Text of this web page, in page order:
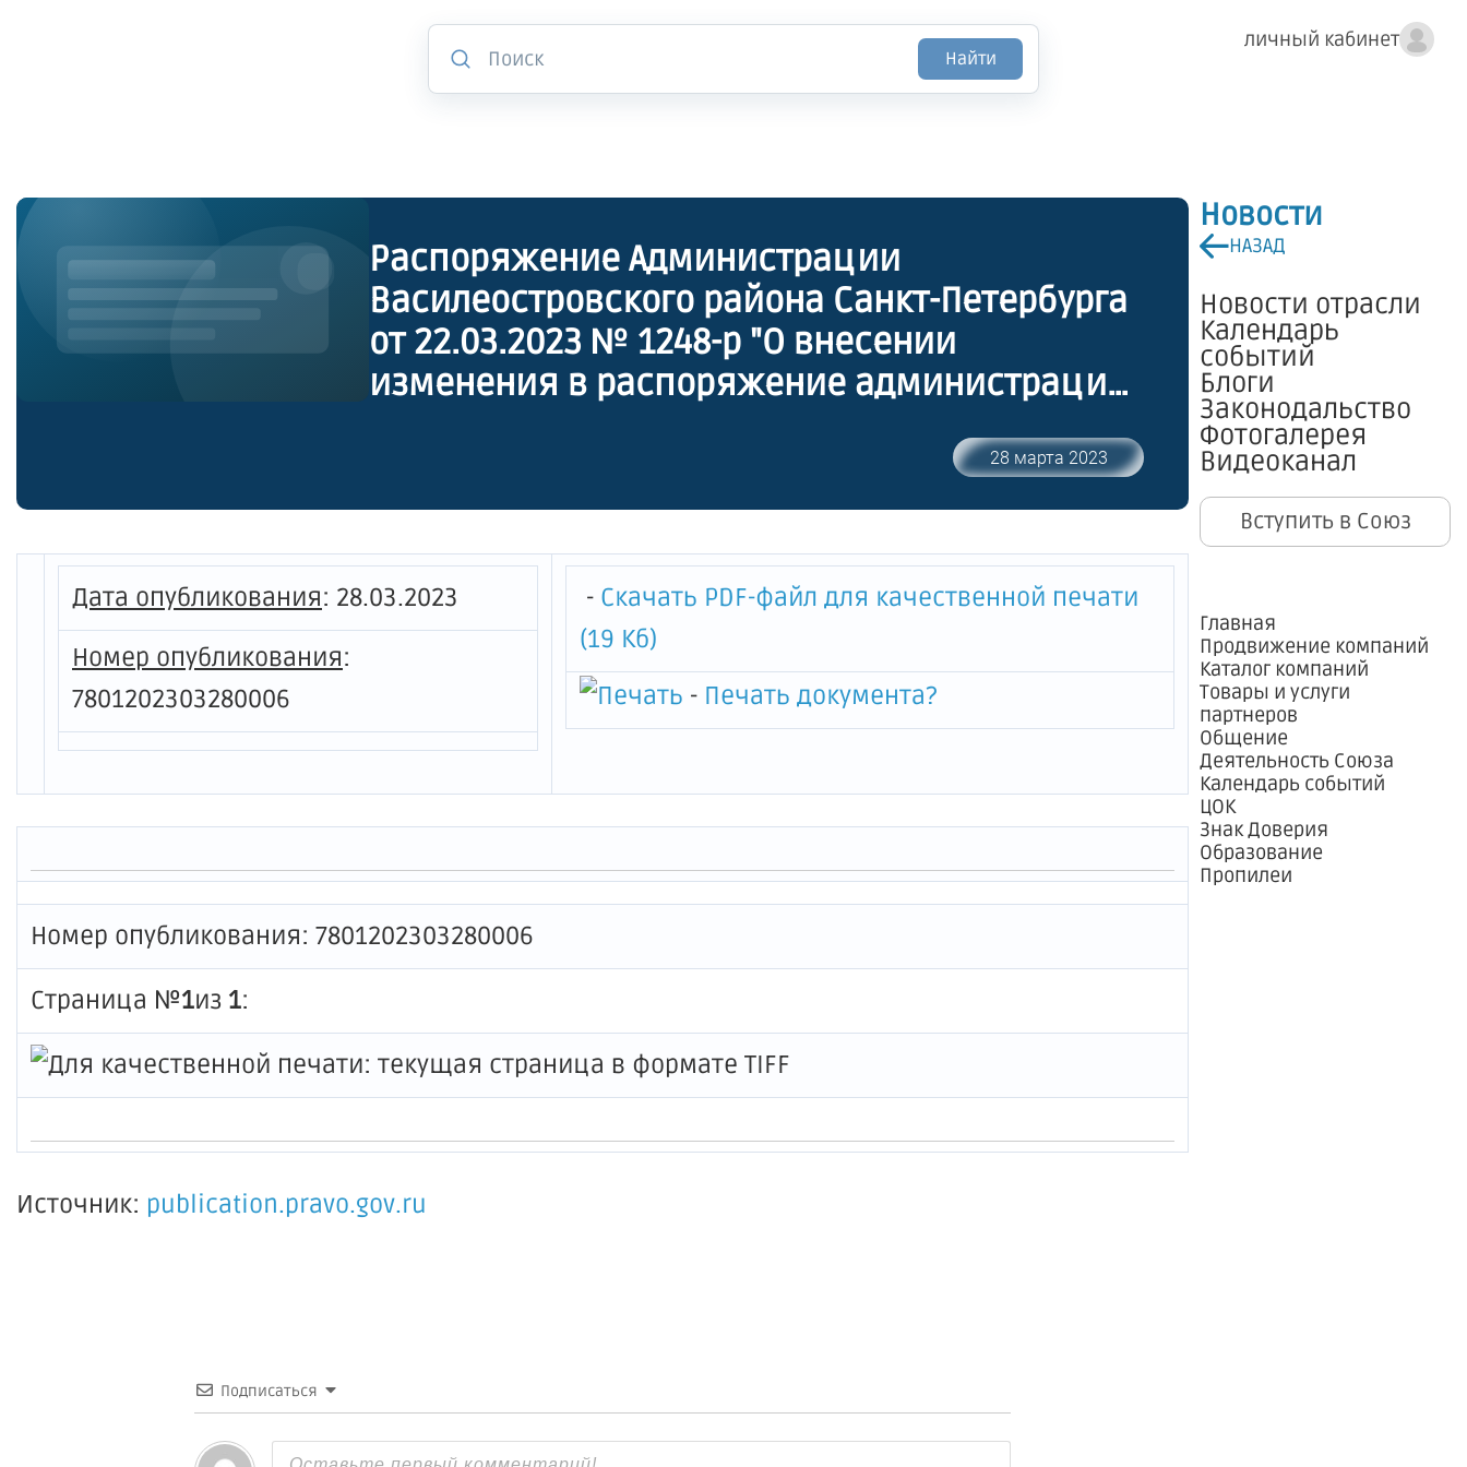
личный кабинет
Найти
Новости
НАЗАД
Новости отрасли
Календарь
событий
Блоги
Законодальство
Фотогалерея
Видеоканал
Вступить в Союз
Главная
Продвижение компаний
Каталог компаний
Товары и услуги
партнеров
Общение
Деятельность Союза
Календарь событий
ЦОК
Знак Доверия
Образование
Пропилеи
Распоряжение Администрации
Василеостровского района Санкт-Петербурга
от 22.03.2023 № 1248-р "О внесении
изменения в распоряжение администрации
28 марта 2023
Дата опубликования: 28.03.2023
Номер опубликования:
7801202303280006
- Скачать PDF-файл для качественной печати
(19 Кб)
- Печать документа?
Номер опубликования: 7801202303280006
Страница №1из 1:
Источник: publication.pravo.gov.ru
Подписаться